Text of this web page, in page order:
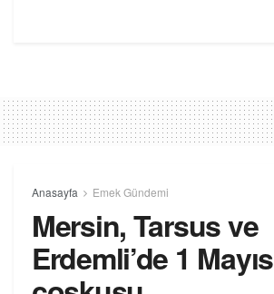
Anasayfa Emek Gündemi
Mersin, Tarsus ve
Erdemli’de 1 Mayıs